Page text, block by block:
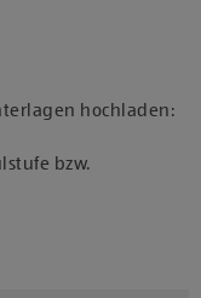
hochladen:
bzw.